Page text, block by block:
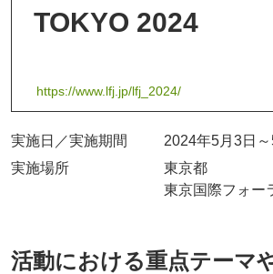
TOKYO 2024
https://www.lfj.jp/lfj_2024/
実施日／実施期間
2024年5月3日～
実施場所
東京都
東京国際フォー
活動における重点テーマ